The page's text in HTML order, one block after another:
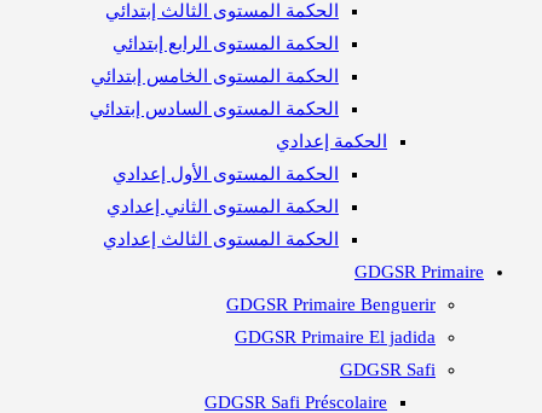
الحكمة المستوى الثالث إبتدائي
الحكمة المستوى الرابع إبتدائي
الحكمة المستوى الخامس إبتدائي
الحكمة المستوى السادس إبتدائي
الحكمة إعدادي
الحكمة المستوى الأول إعدادي
الحكمة المستوى الثاني إعدادي
الحكمة المستوى الثالث إعدادي
GDGSR Primaire
GDGSR Primaire Benguerir
GDGSR Primaire El jadida
GDGSR Safi
GDGSR Safi Préscolaire